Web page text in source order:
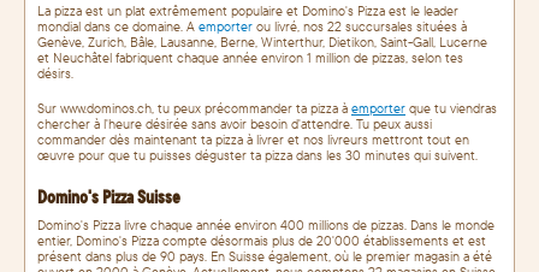
La pizza est un plat extrêmement populaire et Domino's Pizza est le leader
mondial dans ce domaine. A emporter ou livré, nos 22 succursales situées à
Genève, Zurich, Bâle, Lausanne, Berne, Winterthur, Dietikon, Saint-Gall, Lucerne
et Neuchâtel fabriquent chaque année environ 1 million de pizzas, selon tes
désirs.
Sur www.dominos.ch, tu peux précommander ta pizza à emporter que tu viendras
chercher à l'heure désirée sans avoir besoin d'attendre. Tu peux aussi
commander dès maintenant ta pizza à livrer et nos livreurs mettront tout en
œuvre pour que tu puisses déguster ta pizza dans les 30 minutes qui suivent.
Domino's Pizza Suisse
Domino's Pizza livre chaque année environ 400 millions de pizzas. Dans le monde
entier, Domino's Pizza compte désormais plus de 20'000 établissements et est
présent dans plus de 90 pays. En Suisse également, où le premier magasin a été